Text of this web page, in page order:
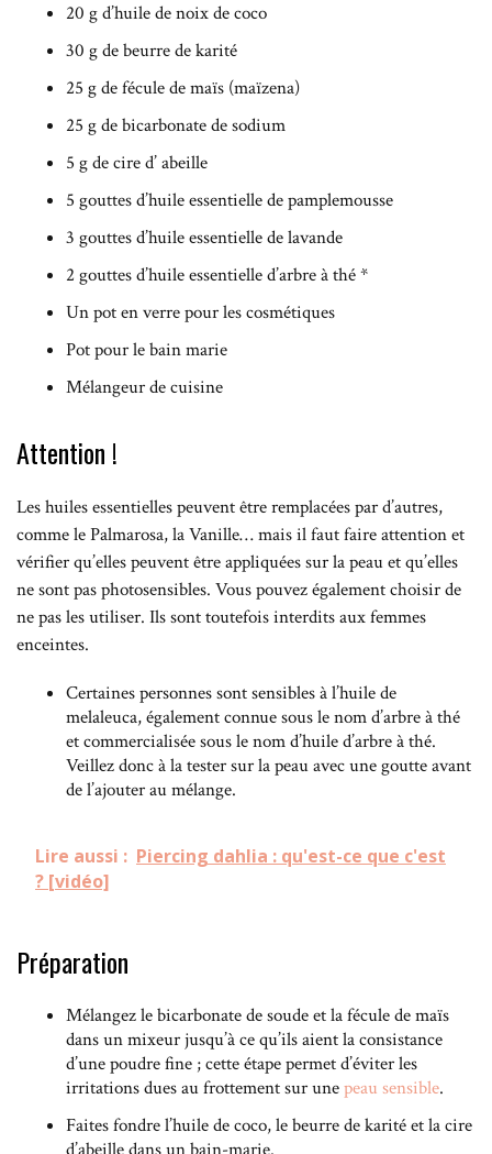
20 g d’huile de noix de coco
30 g de beurre de karité
25 g de fécule de maïs (maïzena)
25 g de bicarbonate de sodium
5 g de cire d’ abeille
5 gouttes d’huile essentielle de pamplemousse
3 gouttes d’huile essentielle de lavande
2 gouttes d’huile essentielle d’arbre à thé *
Un pot en verre pour les cosmétiques
Pot pour le bain marie
Mélangeur de cuisine
Attention !
Les huiles essentielles peuvent être remplacées par d’autres,
comme le Palmarosa, la Vanille… mais il faut faire attention et
vérifier qu’elles peuvent être appliquées sur la peau et qu’elles
ne sont pas photosensibles. Vous pouvez également choisir de
ne pas les utiliser. Ils sont toutefois interdits aux femmes
enceintes.
Certaines personnes sont sensibles à l’huile de
melaleuca, également connue sous le nom d’arbre à thé
et commercialisée sous le nom d’huile d’arbre à thé.
Veillez donc à la tester sur la peau avec une goutte avant
de l’ajouter au mélange.
Lire aussi : Piercing dahlia : qu'est-ce que c'est
? [vidéo]
Préparation
Mélangez le bicarbonate de soude et la fécule de maïs
dans un mixeur jusqu’à ce qu’ils aient la consistance
d’une poudre fine ; cette étape permet d’éviter les
irritations dues au frottement sur unepeau sensible.
Faites fondre l’huile de coco, le beurre de karité et la cire